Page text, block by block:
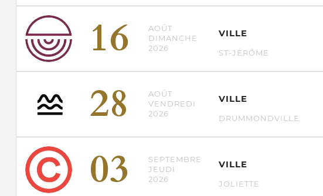
16
AOÛT
DIMANCHE
2026
VILLE
ST-JÉRÔME
28
AOÛT
VENDREDI
2026
VILLE
DRUMMONDVILLE
03
SEPTEMBRE
JEUDI
2026
VILLE
JOLIETTE